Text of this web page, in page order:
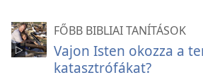
FŐBB BIBLIAI TANÍTÁSOK
Vajon Isten okozza a
katasztrófákat?